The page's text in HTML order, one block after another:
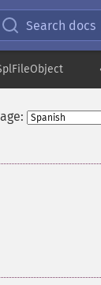
Search docs